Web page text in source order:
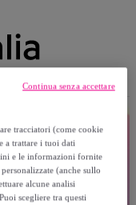
tracciatori (come cookie
a trattare i tuoi dati
e le informazioni fornite
(anche sullo
alcune analisi
scegliere tra questi
Continua senza accettare